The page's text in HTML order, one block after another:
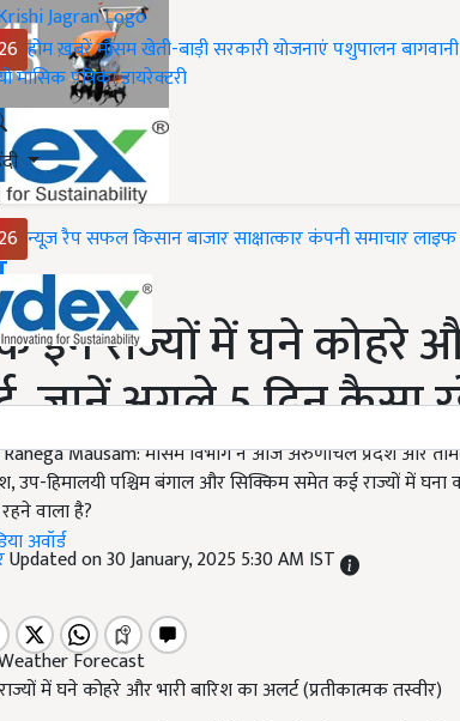
होमख़बरेंमौसमखेती-बाड़ीसरकारी योजनाएंपशुपालनबागवानी
मासिक पत्रिकाडायरेक्टरी
न्यूज़ रैपसफल किसानबाजारसाक्षात्कारकंपनी समाचारलाइफ
अवॉर्ड
इन राज्यों में घने कोहरे
जानें अगले 5 दिन कैसा
Mausam: मौसम विभाग ने आज अरुणाचल प्रदेश और
उप-हिमालयी पश्चिम बंगाल और सिक्किम समेत कई राज्यों में
वाला है?
Updated on 30 January, 2025 5:30 AM IST
में घने कोहरे और भारी बारिश का अलर्ट (प्रतीकात्मक तस्वीर)